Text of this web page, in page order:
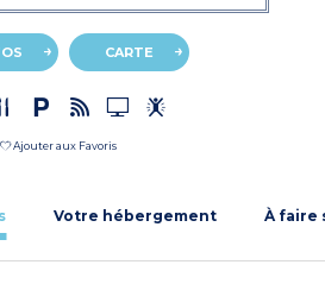
CARTE
Ajouter aux Favoris
Votre hébergement À faire